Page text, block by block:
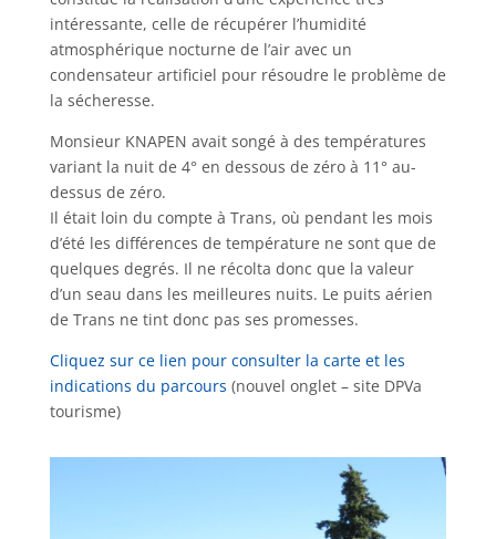
intéressante, celle de récupérer l’humidité
atmosphérique nocturne de l’air avec un
condensateur artificiel pour résoudre le problème de
la sécheresse.
Monsieur KNAPEN avait songé à des températures
variant la nuit de 4° en dessous de zéro à 11° au-
dessus de zéro.
Il était loin du compte à Trans, où pendant les mois
d’été les différences de température ne sont que de
quelques degrés. Il ne récolta donc que la valeur
d’un seau dans les meilleures nuits. Le puits aérien
de Trans ne tint donc pas ses promesses.
Cliquez sur ce lien pour consulter la carte et les
indications du parcours (nouvel onglet – site DPVa
tourisme)